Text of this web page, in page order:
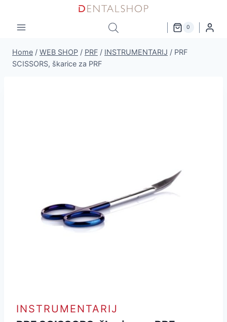
content
0
Home / WEB SHOP / PRF / INSTRUMENTARIJ / PRF
SCISSORS, škarice za PRF
INSTRUMENTARIJ